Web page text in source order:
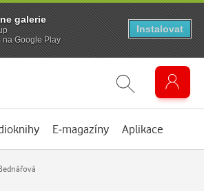
E-magazíny Aplikace
galerie
na Google Play
Instalovat